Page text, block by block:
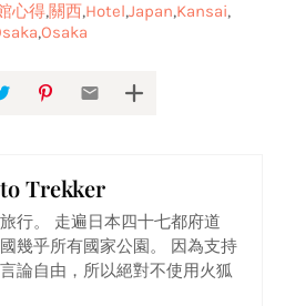
心得 關西 Hotel Japan Kansai
Osaka
Trekker
行。 走遍日本四十七都府道
幾乎所有國家公園。 因為支持
論自由，所以絕對不使用火狐